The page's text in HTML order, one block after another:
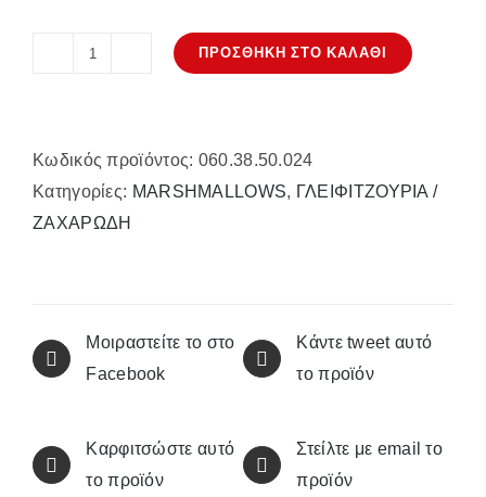
γαλάζιο
αλογάκι
ποσότητα
ΠΡΟΣΘΉΚΗ ΣΤΟ ΚΑΛΆΘΙ
Κωδικός προϊόντος: 060.38.50.024
Κατηγορίες: MARSHMALLOWS, ΓΛΕΙΦΙΤΖΟΥΡΙΑ /
ΖΑΧΑΡΩΔΗ
Μοιραστείτε το στο
Facebook
Κάντε tweet αυτό
το προϊόν
Καρφιτσώστε αυτό
το προϊόν
Στείλτε με email το
προϊόν